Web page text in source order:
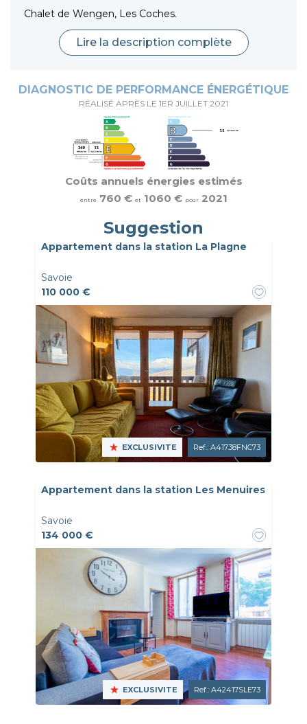
Chalet de Wengen, Les Coches.
Lire la description complète
DIAGNOSTIC DE PERFORMANCE ÉNERGÉTIQUE
RÉALISÉ APRÈS LE 1ER JUILLET 2021
Coûts annuels énergies estimés
entre760 € et 1060 € pour 2021
Suggestion
Appartement dans la station La Plagne
Savoie
110 000 €
EXCLUSIVITE Ref.: A41738FNC73
Appartement dans la station Les Menuires
Savoie
134 000 €
EXCLUSIVITE Ref.: A42417SLE73